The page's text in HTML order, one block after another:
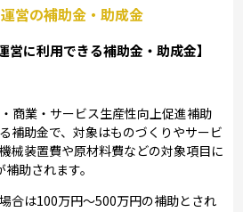
営の補助金・助成金
営に利用できる補助金・助成金】
商業・サービス生産性向上促進補助
補助金で、対象はものづくりやサービ
械装置費や原材料費などの対象項目に
助されます。
合は100万円～500万円の補助とされ